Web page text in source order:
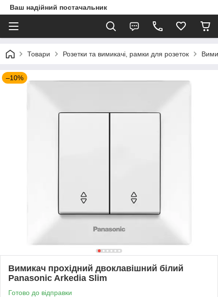
Ваш надійний постачальник
Товари Розетки та вимикачі, рамки для розеток
–10%
Вимикач прохідний двоклавішний білий
Panasonic Arkedia Slim
Готово до відправки